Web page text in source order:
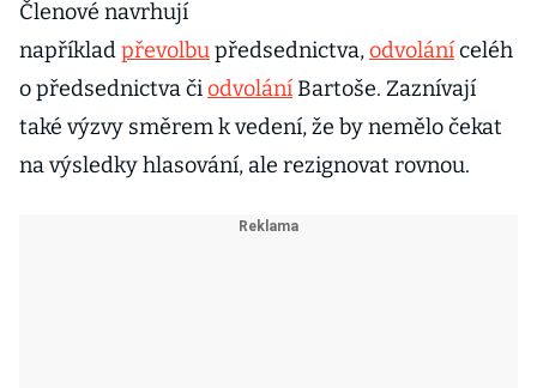
Členové navrhují
napříkladpřevolbupředsednictva,odvoláníceléh
o předsednictva čiodvoláníBartoše. Zaznívají
také výzvy směrem k vedení, že by nemělo čekat
na výsledky hlasování, ale rezignovat rovnou.